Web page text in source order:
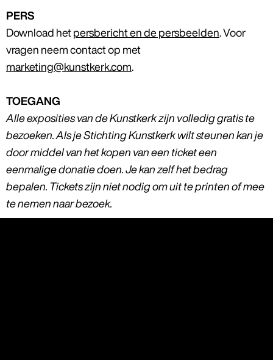
PERS
Download het persbericht en de persbeelden . Voor
vragen neem contact op met
marketing@kunstkerk.com
TOEGANG
Alle exposities van de Kunstkerk zijn volledig gratis te
bezoeken. Als je Stichting Kunstkerk wilt steunen kan je
door middel van het kopen van een ticket een
eenmalige donatie doen. Je kan zelf het bedrag
bepalen. Tickets zijn niet nodig om uit te printen of mee
te nemen naar bezoek.